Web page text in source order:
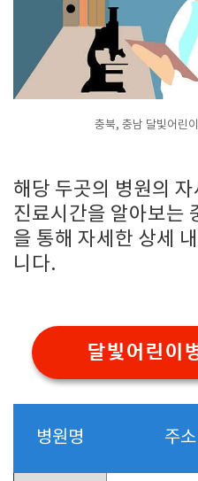
충북, 충남 달빛어린
해당 두곳의 병원의
진료시간을 알아보는
을 통해 자세한 상세
니다.
달빛어린이
병원명 주소